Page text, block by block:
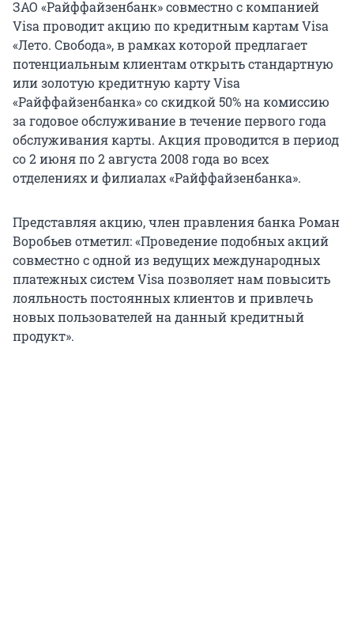
ЗАО «Райффайзенбанк» совместно с компанией
Visa проводит акцию по кредитным картам Visa
«Лето. Свобода», в рамках которой предлагает
потенциальным клиентам открыть стандартную
или золотую кредитную карту Visa
«Райффайзенбанка» со скидкой 50% на комиссию
за годовое обслуживание в течение первого года
обслуживания карты. Акция проводится в период
со 2 июня по 2 августа 2008 года во всех
отделениях и филиалах «Райффайзенбанка».
Представляя акцию, член правления банка Роман
Воробьев отметил: «Проведение подобных акций
совместно с одной из ведущих международных
платежных систем Visa позволяет нам повысить
лояльность постоянных клиентов и привлечь
новых пользователей на данный кредитный
продукт».